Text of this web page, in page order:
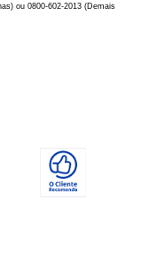
ou 0800-602-2013 (Demais